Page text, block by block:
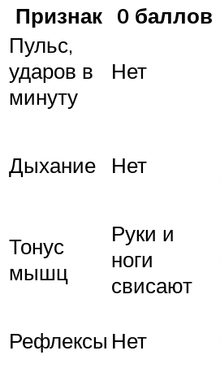
Признак 0 баллов
Пульс,
ударов в
минуту
Нет
Дыхание Нет
Тонус
мышц
Руки и
ноги
свисают
Рефлексы Нет